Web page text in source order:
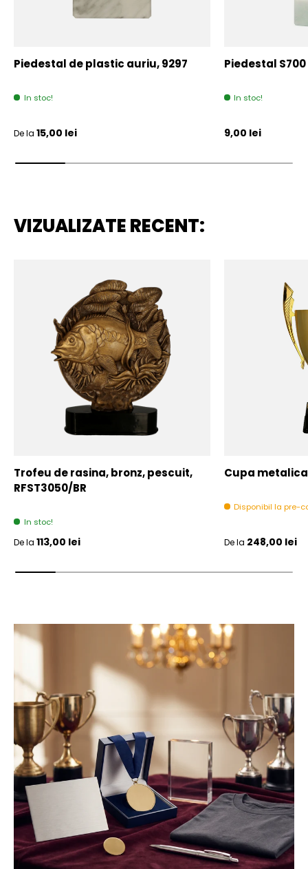
Piedestal de plastic auriu, 9297
In stoc!
Pret initial
De la 15,00 lei
Piedestal S700
In stoc!
Pret initial
9,00 lei
VIZUALIZATE RECENT:
Trofeu de rasina, bronz, pescuit,
RFST3050/BR
In stoc!
Pret initial
De la 113,00 lei
Cupa
Disponibil la pre-
Pret initial
De la 248,00 lei